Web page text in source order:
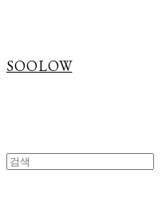
SOOLOW